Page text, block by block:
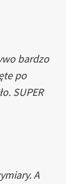
bardzo
po
SUPER
A